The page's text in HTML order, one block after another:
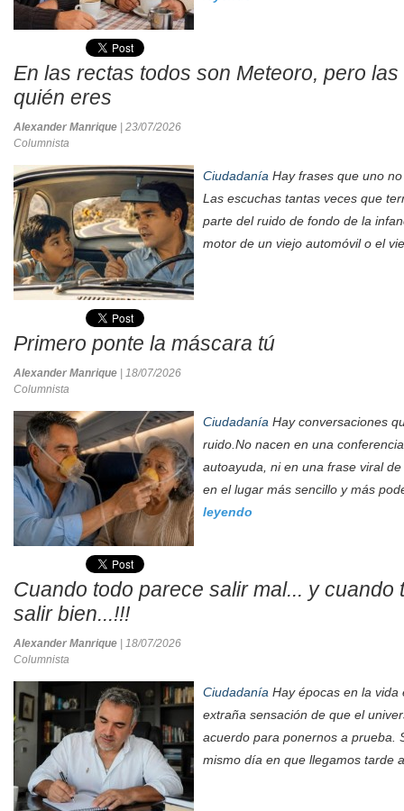
En las rectas todos son Meteoro, pero
quién eres
Alexander Manrique
| 23/07/2026
Columnista
Ciudadanía Hay frases que uno
Las escuchas tantas veces que
parte del ruido de fondo de la
motor de un viejo automóvil o el
Primero ponte la máscara tú
Alexander Manrique
| 18/07/2026
Columnista
Ciudadanía Hay conversaciones
ruido.No nacen en una
autoayuda, ni en una frase viral
en el lugar más sencillo y más
leyendo
Cuando todo parece salir mal... y cuando
salir bien...!!!
Alexander Manrique
| 18/07/2026
Columnista
Ciudadanía Hay épocas en la
extraña sensación de que el
acuerdo para ponernos a prueba.
mismo día en que llegamos tarde